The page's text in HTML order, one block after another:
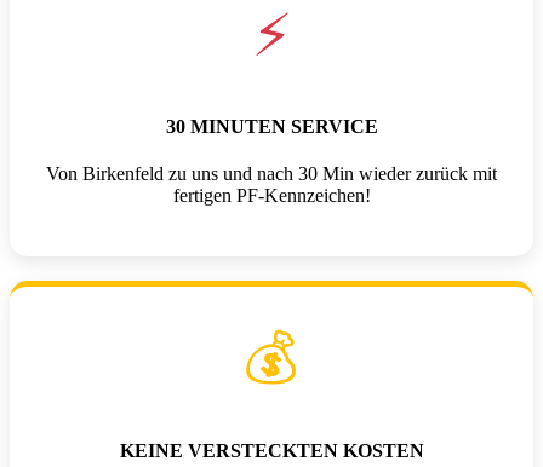
⚡
30 MINUTEN SERVICE
Von Birkenfeld zu uns und nach 30 Min wieder zurück mit
fertigen PF-Kennzeichen!
💰
KEINE VERSTECKTEN KOSTEN